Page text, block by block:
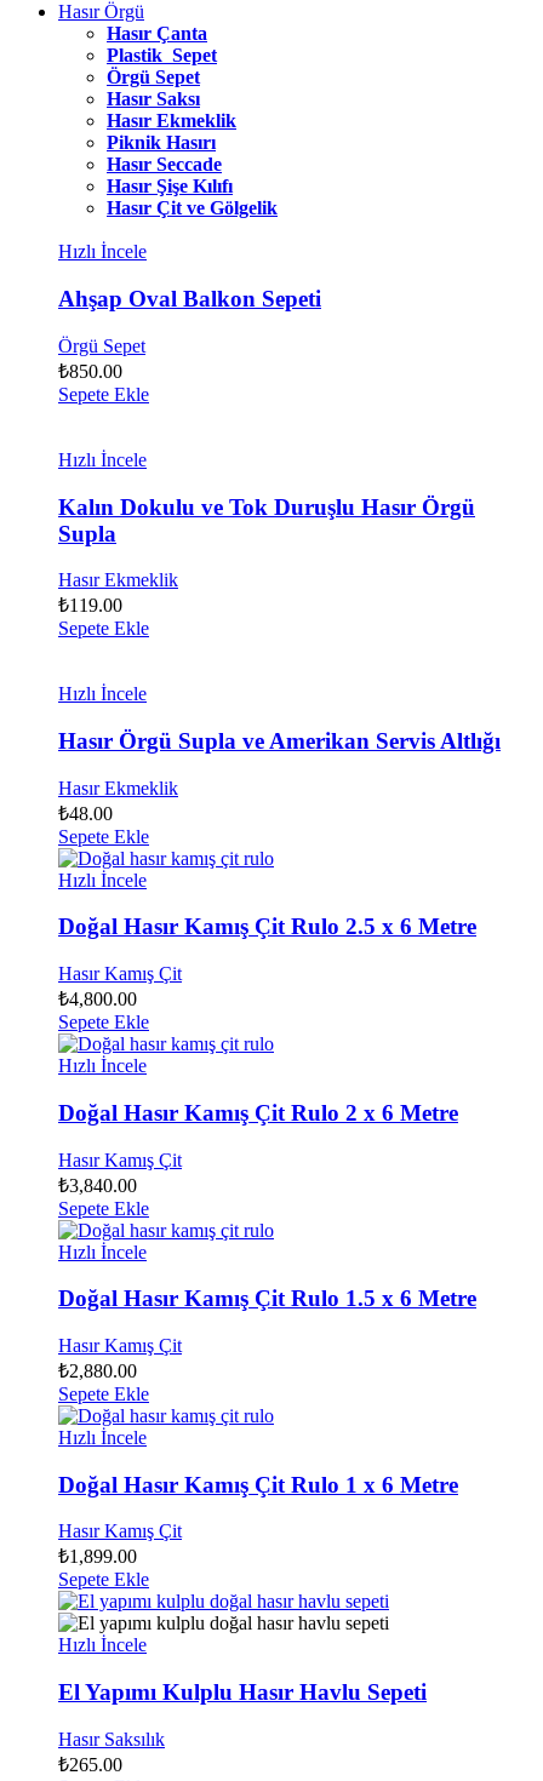
Hasır Örgü
Hasır Çanta
Plastik Sepet
Örgü Sepet
Hasır Saksı
Hasır Ekmeklik
Piknik Hasırı
Hasır Seccade
Hasır Şişe Kılıfı
Hasır Çit ve Gölgelik
Hızlı İncele
Ahşap Oval Balkon Sepeti
Örgü Sepet
₺850.00
Sepete Ekle
Hızlı İncele
Kalın Dokulu ve Tok Duruşlu Hasır Örgü
Supla
Hasır Ekmeklik
₺119.00
Sepete Ekle
Hızlı İncele
Hasır Örgü Supla ve Amerikan Servis Altlığı
Hasır Ekmeklik
₺48.00
Sepete Ekle
Hızlı İncele
Doğal Hasır Kamış Çit Rulo 2.5 x 6 Metre
Hasır Kamış Çit
₺4,800.00
Sepete Ekle
Hızlı İncele
Doğal Hasır Kamış Çit Rulo 2 x 6 Metre
Hasır Kamış Çit
₺3,840.00
Sepete Ekle
Hızlı İncele
Doğal Hasır Kamış Çit Rulo 1.5 x 6 Metre
Hasır Kamış Çit
₺2,880.00
Sepete Ekle
Hızlı İncele
Doğal Hasır Kamış Çit Rulo 1 x 6 Metre
Hasır Kamış Çit
₺1,899.00
Sepete Ekle
Hızlı İncele
El Yapımı Kulplu Hasır Havlu Sepeti
Hasır Saksılık
₺265.00